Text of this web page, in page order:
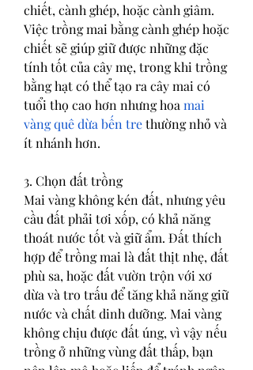
chiết, cành ghép, hoặc cành giâm.
Việc trồng mai bằng cành ghép hoặc
chiết sẽ giúp giữ được những đặc
tính tốt của cây mẹ, trong khi trồng
bằng hạt có thể tạo ra cây mai có
tuổi thọ cao hơn nhưng hoa mai
vàng quê dừa bến tre thường nhỏ và
ít nhánh hơn.
3. Chọn đất trồng
Mai vàng không kén đất, nhưng yêu
cầu đất phải tơi xốp, có khả năng
thoát nước tốt và giữ ẩm. Đất thích
hợp để trồng mai là đất thịt nhẹ, đất
phù sa, hoặc đất vườn trộn với xơ
dừa và tro trấu để tăng khả năng giữ
nước và chất dinh dưỡng. Mai vàng
không chịu được đất úng, vì vậy nếu
trồng ở những vùng đất thấp, bạn